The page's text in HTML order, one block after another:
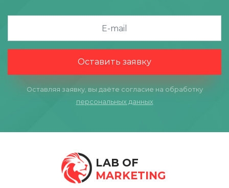
Оставить заявку
Оставляя заявку, вы даёте согласие на обработку
персональных данных
LAB OF
MARKETING